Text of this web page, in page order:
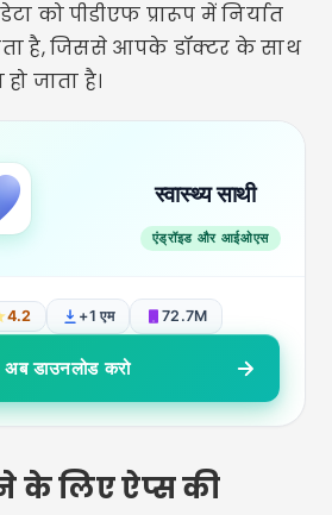
को पीडीएफ प्रारूप में निर्यात
है, जिससे आपके डॉक्टर के साथ
जाता है।
स्वास्थ्य साथी
एंड्रॉइड और आईओएस
4.2 +1 एम 72.7M
अब डाउनलोड करो
के लिए ऐप्स की